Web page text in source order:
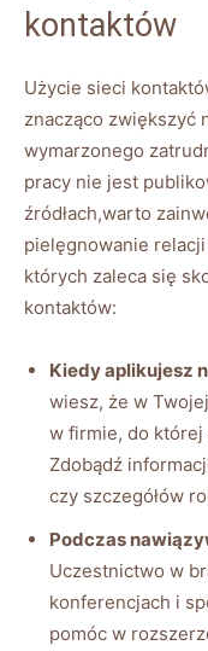
kontaktów
Użycie sieci
znacząco zwiększyć
wymarzonego
pracy nie jest
źródłach,warto
pielęgnowanie
których zaleca się
kontaktów:
Kiedy aplikujesz
wiesz, że w
w firmie, do której
Zdobądź
czy szczegółów
Podczas
Uczestnictwo w
konferencjach i
pomóc w